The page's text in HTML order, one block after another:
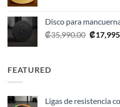
Disco para
₡35,990.00 El
₡
FEATURED
Ligas de resistencia